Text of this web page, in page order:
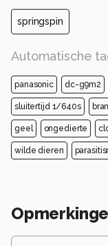
springspin
Automatische
panasonic dc-g9m2
sluitertijd 1/640s
geel ongedierte
wilde dieren